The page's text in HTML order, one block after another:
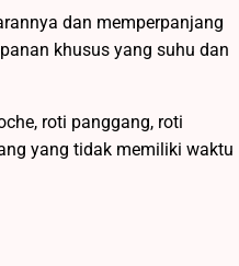
dan memperpanjang
khusus yang suhu dan
roti panggang, roti
yang tidak memiliki waktu